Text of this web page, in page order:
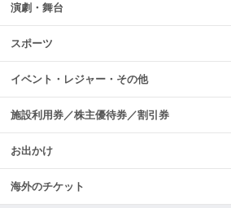
演劇・舞台
スポーツ
イベント・レジャー・その他
施設利用券／株主優待券／割引券
お出かけ
海外のチケット